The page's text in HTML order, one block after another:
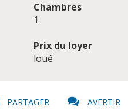
Chambres
1
Prix du loyer
loué
PARTAGER AVERTIR